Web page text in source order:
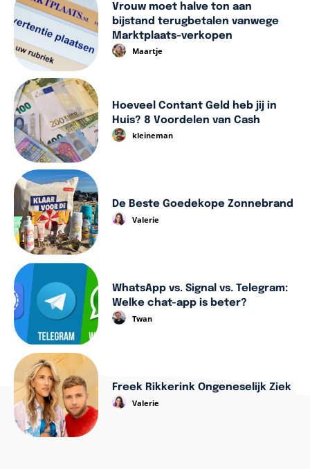
Vrouw moet halve ton aan
bijstand terugbetalen vanwege
Marktplaats-verkopen
Maartje
Hoeveel Contant Geld heb jij in
Huis? 8 Voordelen van Cash
kleineman
De Beste Goedekope Zonnebrand
Valerie
WhatsApp vs. Signal vs. Telegram:
Welke chat-app is beter?
Twan
Freek Rikkerink Ongeneselijk Ziek
Valerie